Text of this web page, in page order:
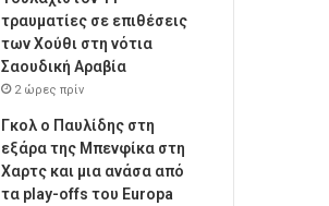
τραυματίες σε επιθέσεις
των Χούθι στη νότια
Σαουδική Αραβία
2 ώρες πρίν
Γκολ ο Παυλίδης στη
εξάρα της Μπενφίκα στη
Χαρτς και μια ανάσα από
τα play-offs του Europa